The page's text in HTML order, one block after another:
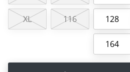
XL 116 128
164